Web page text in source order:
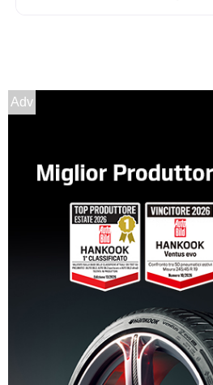
Disponibile
175/65 R14 82T
Disponibile
185/60 R14 82T
Disponibile
Adv